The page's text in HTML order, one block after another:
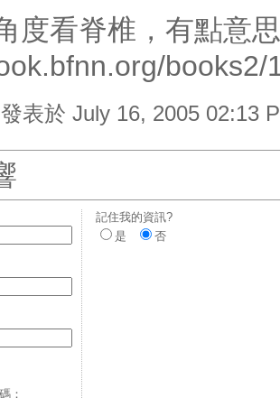
度看脊椎，有點意
books2/
發表於 July 16, 2005 02:13
：
記住我的資訊?
是
否